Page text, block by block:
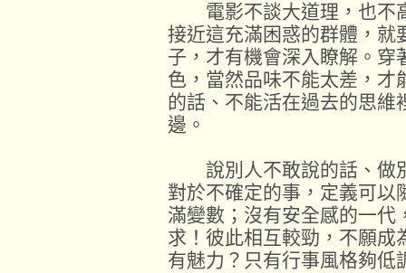
電影不談大道理，也不
接近這充滿困惑的群體，就
子，才有機會深入瞭解。穿
色，當然品味不能太差，才
的話、不能活在過去的思維
邊。
說別人不敢說的話、做
對於不確定的事，定義可以
滿變數；沒有安全感的一代
求！彼此相互較勁，不願成
有魅力？只有行事風格夠低